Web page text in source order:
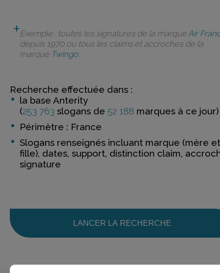
Exemple : toutes les signatures de la marqueAir
depuis 1970 ou tous les claims et accroches de la
marque Twingo.
Recherche effectuée dans :
la base Anterity
(253 763 slogans de 52 188 marques à ce jour)
Périmètre : France
Slogans renseignés incluant marque (mère et
fille), dates, support, distinction claim,
signature
LANCER LA RECHERCHE